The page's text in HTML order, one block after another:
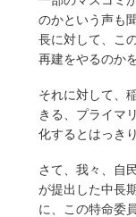
のかという声も
長に対して、こ
再建をやるのか
それに対して、
きる、プライマ
化するとはっき
さて、我々、自
が提出した中長
に、この特命委